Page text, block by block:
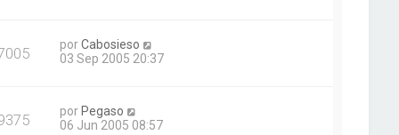
porCabosieso
03 Sep 2005 20:37
porPegaso
06 Jun 2005 08:57